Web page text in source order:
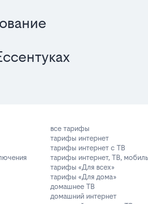
все тарифы
тарифы интернет
тарифы интернет с ТВ
тарифы интернет, ТВ,
тарифы «Для всех»
тарифы «Для дома»
домашнее ТВ
домашний интернет